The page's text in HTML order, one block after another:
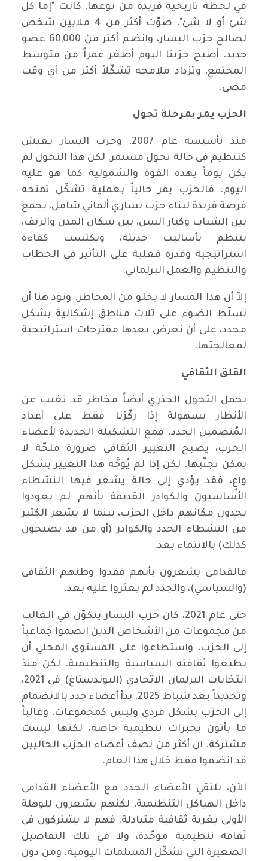
في لحظة تاريخية فريدة من نوعها، كانت "إما كل
شئ أو لا شئ"، صوّت أكثر من 4 ملايين شخص
لصالح حزب اليسار، وانضم أكثر من 60,000 عضو
جديد. أصبح حزبنا اليوم أصغر عمراً من متوسط
المجتمع، وتزداد ملامحه تشكّلاً أكثر من أي وقت
مضى.
الحزب يمر بمرحلة تحول
منذ تأسيسه عام 2007، وحزب اليسار يعيش
كتنظيم في حالة تحول مستمر. لكن هذا التحول لم
يكن يوماً بهذه القوة والشمولية كما هو عليه
اليوم. فالحزب يمر حالياً بعملية تشكّل تمنحه
فرصة فريدة لبناء حزب يساري ألماني شامل، يجمع
بين الشباب وكبار السن، بين سكان المدن والريف،
يتنظم بأساليب حديثة، ويكتسب كفاءة
استراتيجية وقدرة فعلية على التأثير في الخطاب
والتنظيم والعمل البرلماني.
إلاّ أن هذا المسار لا يخلو من المخاطر. ونود هنا أن
نسلّط الضوء على ثلاث مناطق إشكالية بشكل
محدد، على أن نعرض بعدها مقترحات استراتيجية
لمعالجتها.
القلق الثقافي
يحمل التحول الجذري أيضاً مخاطر قد تغيب عن
الأنظار بسهولة إذا ركّزنا فقط على أعداد
المُنضمين الجدد. فمع التشكيلة الجديدة لأعضاء
الحزب، يصبح التغيير الثقافي ضرورة ملحّة لا
يمكن تجنّبها. لكن إذا لم يُوجَّه هذا التغيير بشكل
واعٍ، فقد يؤدي إلى حالة يشعر فيها النشطاء
الأساسيون والكوادر القديمة بأنهم لم يعودوا
يجدون مكانهم داخل الحزب، بينما لا يشعر الكثير
من النشطاء الجدد والكوادر (أو من قد يصبحون
كذلك) بالانتماء بعد.
فالقدامى يشعرون بأنهم فقدوا وطنهم الثقافي
(والسياسي)، والجدد لم يعثروا عليه بعد.
حتى عام 2021، كان حزب اليسار يتكوّن في الغالب
من مجموعات من الأشخاص الذين انضموا جماعياً
إلى الحزب، واستطاعوا على المستوى المحلي أن
يطبعوا ثقافته السياسية والتنظيمية. لكن منذ
انتخابات البرلمان الاتحادي (البوندستاغ) في 2021،
وتحديداً بعد شباط 2025، بدأ أعضاء جدد بالانضمام
إلى الحزب بشكل فردي وليس كمجموعات، وغالباً
ما يأتون بخبرات تنظيمية خاصة، لكنها ليست
مشتركة. ان أكثر من نصف أعضاء الحزب الحاليين
قد انضموا فقط خلال هذا العام.
الآن، يلتقي الأعضاء الجدد مع الأعضاء القدامى
داخل الهياكل التنظيمية، لكنهم يشعرون للوهلة
الأولى بغربة ثقافية متبادلة. فهم لا يشتركون في
ثقافة تنظيمية موحّدة، ولا في تلك التفاصيل
الصغيرة التي تشكّل المسلمات اليومية. ومن دون